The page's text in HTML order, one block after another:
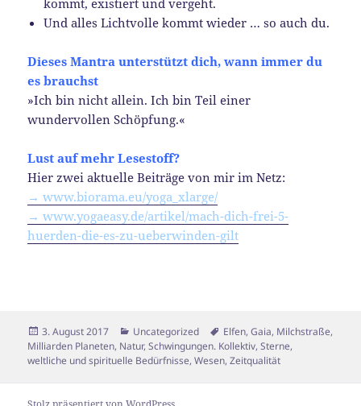
Und alles Lichtvolle kommt wieder … so auch du.
Dieses Mantraunterstütztdich, wann immer du
es brauchst
»Ich bin nicht allein. Ich bin Teil einer
wundervollen Schöpfung.«
Lust auf mehr Lesestoff?
Hier zwei aktuelle Beiträge von mir im Netz:
→ www.biorama.eu/yoga_xlarge/
→ www.yogaeasy.de/artikel/mach-dich-frei-5-
huerden-die-es-zu-ueberwinden-gilt
Veröffentlicht
am
3. August 2017 Kategorien
Uncategorized Schlagwörter
Elfen,Gaia, Milchstraße,
Milliarden Planeten, Natur,Schwingungen. Kollektiv,Sterne,
weltliche und spirituelle Bedürfnisse,Wesen,Zeitqualität